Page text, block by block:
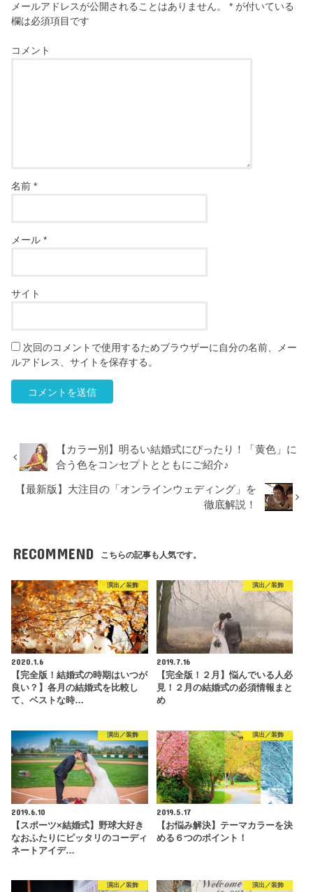
メールアドレスが公開されることはありません。 * が付いている
欄は必須項目です
コメント
名前*
メール*
サイト
次回のコメントで使用するためブラウザーに自分の名前、メー
ルアドレス、サイトを保存する。
【カラー別】明るい結婚式にぴったり！「黄色」に
合う色をコンセプトとともにご紹介♪
【最新版】大注目の「オンラインウェディング」を
徹底解説！
RECOMMEND こちらの記事も人気です。
演出／装飾
2020.1.6
【完全版！結婚式の時期はいつが
良い？】各月の結婚式を比較し
て、ベストな時…
演出／装飾
2019.7.16
【完全版！２月】悩んでいる人必
見！２月の結婚式の必須情報まと
め
演出／装飾
2019.6.10
【スポーツ×結婚式】野球大好き
なおふたりにピッタリのコーディ
ネートアイデ…
演出／装飾
2019.5.17
【お悩み解決】テーマカラーを決
める６つのポイント！
演出／装飾 演出／装飾